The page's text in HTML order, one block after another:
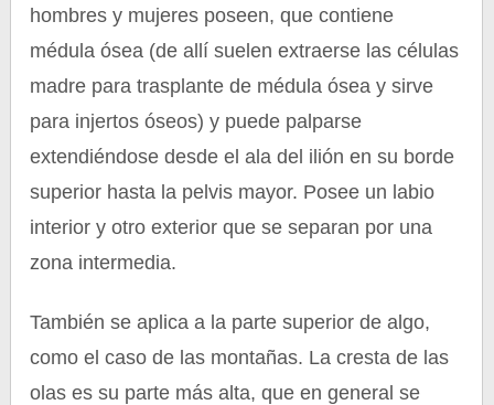
hombres y mujeres poseen, que contiene
médula ósea (de allí suelen extraerse las células
madre para trasplante de médula ósea y sirve
para injertos óseos) y puede palparse
extendiéndose desde el ala del ilión en su borde
superior hasta la pelvis mayor. Posee un labio
interior y otro exterior que se separan por una
zona intermedia.
También se aplica a la parte superior de algo,
como el caso de las montañas. La cresta de las
olas es su parte más alta, que en general se